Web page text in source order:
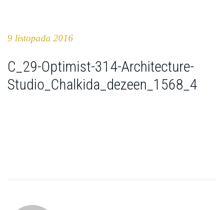
9 listopada 2016
C_29-Optimist-314-Architecture-
Studio_Chalkida_dezeen_1568_4